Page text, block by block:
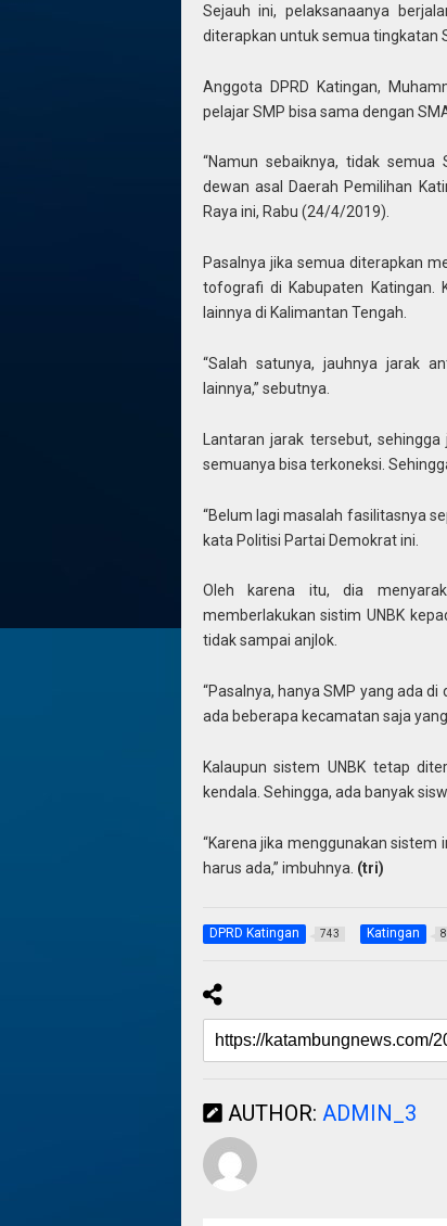
Sejauh ini, pelaksanaanya
diterapkan untuk semua tingkatan
Anggota DPRD Katingan,
pelajar SMP bisa sama dengan
“Namun sebaiknya, tidak
dewan asal Daerah Pemilihan
Raya ini, Rabu (24/4/2019).
Pasalnya jika semua diterapkan
tofografi di Kabupaten Katingan.
lainnya di Kalimantan Tengah.
“Salah satunya, jauhnya jarak
lainnya,” sebutnya.
Lantaran jarak tersebut,
semuanya bisa terkoneksi.
“Belum lagi masalah fasilitasnya
kata Politisi Partai Demokrat ini.
Oleh karena itu, dia
memberlakukan sistim UNBK
tidak sampai anjlok.
“Pasalnya, hanya SMP yang ada
ada beberapa kecamatan saja
Kalaupun sistem UNBK tetap
kendala. Sehingga, ada banyak
“Karena jika menggunakan sistem
harus ada,” imbuhnya. (tri)
DPRD Katingan 743 Katingan
AUTHOR: ADMIN_3